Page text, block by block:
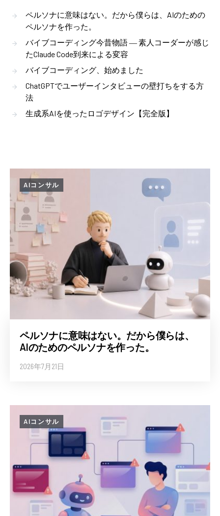
ペルソナに意味はない。だから僕らは、AIのための
ペルソナを作った。
バイブコーディング今昔物語 ― 素人コーダーが感じ
たClaude Code到来による変容
バイブコーディング、始めました
ChatGPTでユーザーインタビューの壁打ちをする方
法
生成系AIを使ったロゴデザイン【完全版】
AIコンサル
ペルソナに意味はない。だから僕らは、
AIのためのペルソナを作った。
2026年7月21日
AIコンサル